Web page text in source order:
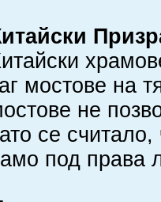
мостове на
не
се
под права